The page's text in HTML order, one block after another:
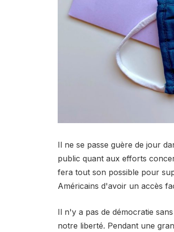
Il ne se passe guère de jour
public quant aux efforts
fera tout son possible pour
Américains d'avoir un accès
Il n'y a pas de démocratie
notre liberté. Pendant une